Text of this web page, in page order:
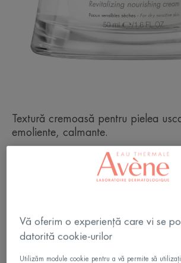
Textură cremoasă pentru pielea
emoliente, calmante.
Pielea uscată este suplă și
Oală Oală
50ml
Vă oferim o experiență care vi se
datorită cookie-urilor
Utilizăm module cookie pentru a vă permite să